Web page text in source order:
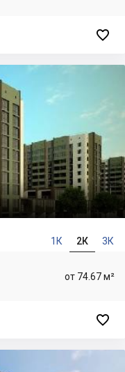

1К 2К 3К
от 74.67 м²
